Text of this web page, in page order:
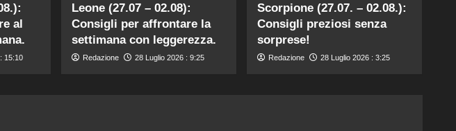
al
15:10
Leone (27.07 – 02.08):
Consigli per affrontare la
settimana con leggerezza.
Redazione 28 Luglio 2026 : 9:25
Scorpione (27.07. – 02.08.):
Consigli preziosi senza
sorprese!
Redazione 28 Luglio 2026 : 3:25